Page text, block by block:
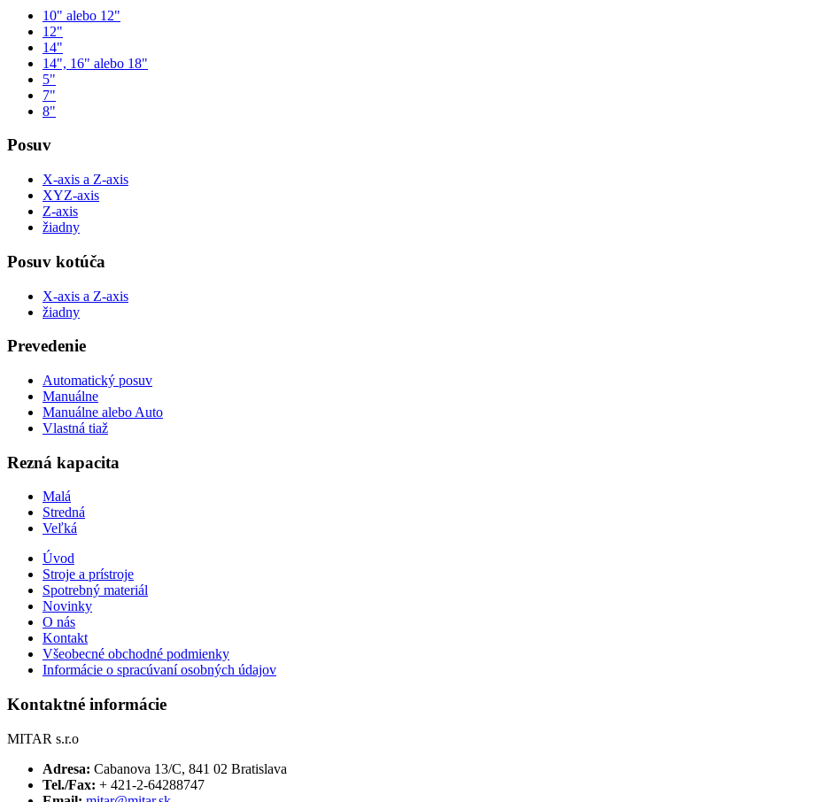
10" alebo 12"
12"
14"
14", 16" alebo 18"
5"
7"
8"
Posuv
X-axis a Z-axis
XYZ-axis
Z-axis
žiadny
Posuv kotúča
X-axis a Z-axis
žiadny
Prevedenie
Automatický posuv
Manuálne
Manuálne alebo Auto
Vlastná tiaž
Rezná kapacita
Malá
Stredná
Veľká
Úvod
Stroje a prístroje
Spotrebný materiál
Novinky
O nás
Kontakt
Všeobecné obchodné podmienky
Informácie o spracúvaní osobných údajov
Kontaktné informácie
MITAR s.r.o
Adresa: Cabanova 13/C, 841 02 Bratislava
Tel./Fax: + 421-2-64288747